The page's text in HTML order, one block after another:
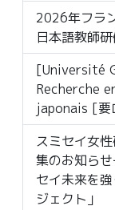
2026年フラ
日本語教師
[Université
Recherche
japonais [要
スミセイ女
集のお知ら
セイ未来を
ジェクト」